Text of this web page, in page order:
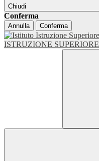
Chiudi
Conferma
Annulla Conferma
ISTRUZIONE SUPERIORE